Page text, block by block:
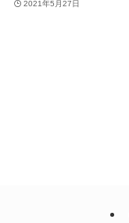
2021年5月27日